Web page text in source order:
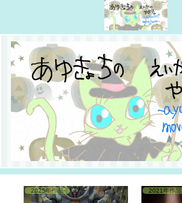
2025年作品 2021年作品